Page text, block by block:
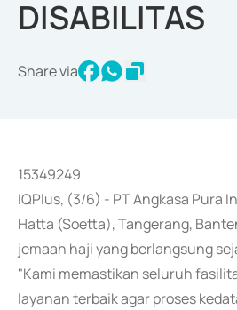
DISABILITAS
Share via
15349249
IQPlus, (3/6) - PT Angkasa Pura
Hatta (Soetta), Tangerang,
jemaah haji yang berlangsung
"Kami memastikan seluruh
layanan terbaik agar proses